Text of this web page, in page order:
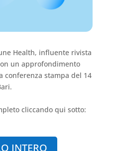
Health, influente rivista
un approfondimento
conferenza stampa del 14
cliccando qui sotto:
INTERO